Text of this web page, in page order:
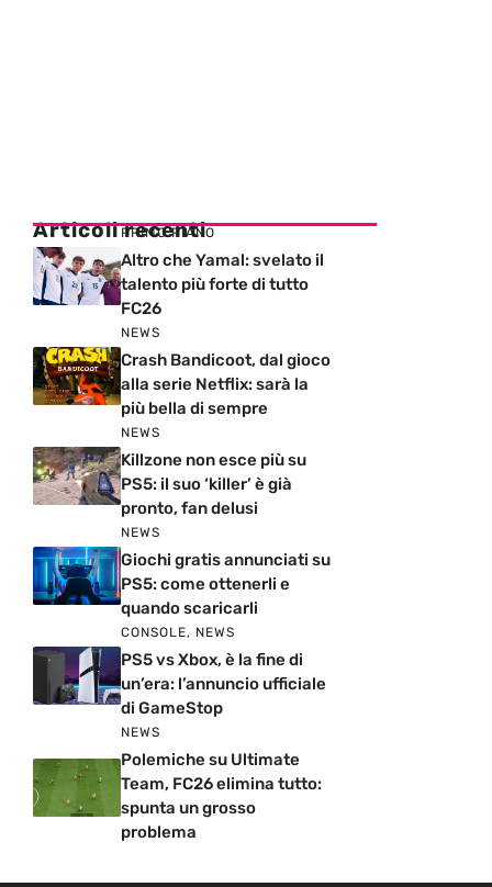
Articoli recenti
PRIMO PIANO
Altro che Yamal: svelato il
talento più forte di tutto
FC26
NEWS
Crash Bandicoot, dal gioco
alla serie Netflix: sarà la
più bella di sempre
NEWS
Killzone non esce più su
PS5: il suo ‘killer’ è già
pronto, fan delusi
NEWS
Giochi gratis annunciati su
PS5: come ottenerli e
quando scaricarli
CONSOLE, NEWS
PS5 vs Xbox, è la fine di
un’era: l’annuncio ufficiale
di GameStop
NEWS
Polemiche su Ultimate
Team, FC26 elimina tutto:
spunta un grosso
problema